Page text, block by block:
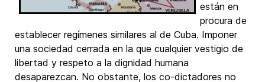
están en
procura de
establecer regímenes similares al de Cuba. Imponer
una sociedad cerrada en la que cualquier vestigio de
libertad y respeto a la dignidad humana
desaparezcan. No obstante, los co-dictadores no